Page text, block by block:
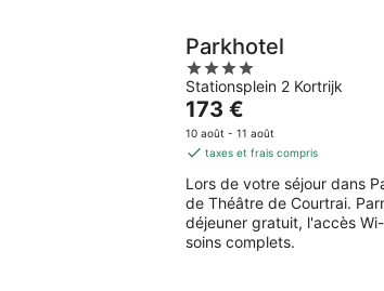
Parkhotel
4
out
of
5
Stationsplein 2 Kortrijk
Le
prix
est
173 €
par
nuit
173 €
10 août - 11 août
taxes et frais compris
Lors de votre séjour dans
de Théâtre de Courtrai.
déjeuner gratuit, l'accès
soins complets.